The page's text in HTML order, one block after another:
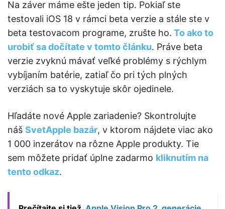
Na záver máme ešte jeden tip. Pokiaľ ste
testovali iOS 18 v rámci beta verzie a stále ste v
beta testovacom programe, zrušte ho. To ako to
urobiť sa dočítate v tomto článku. Práve beta
verzie zvyknú mávať veľké problémy s rýchlym
vybíjaním batérie, zatiaľ čo pri tých plných
verziách sa to vyskytuje skôr ojedinele.
Hľadáte nové Apple zariadenie? Skontrolujte
náš SvetApple bazár, v ktorom nájdete viac ako
1 000 inzerátov na rôzne Apple produkty. Tie
sem môžete pridať úplne zadarmo kliknutím na
tento odkaz.